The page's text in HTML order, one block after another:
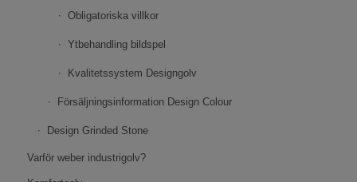
Obligatoriska villkor
Ytbehandling bildspel
Kvalitetssystem Designgolv
Försäljningsinformation Design Colour
Design Grinded Stone
Varför weber industrigolv?